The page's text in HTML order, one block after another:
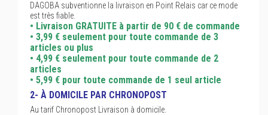
DAGOBA subventionne la livraison en Point Relais car ce mode
est très fiable.
• Livraison GRATUITE à partir de 90 € de commande
• 3,99 € seulement pour toute commande de 3
articles ou plus
• 4,99 € seulement pour toute commande de 2
articles
• 5,99 € pour toute commande de 1 seul article
2- À DOMICILE PAR CHRONOPOST
Au tarif Chronopost Livraison à domicile.